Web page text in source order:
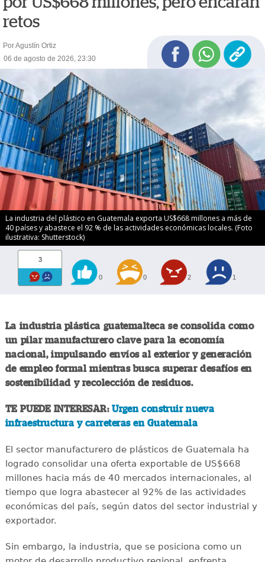
retos
Por Agustín Ortiz
06 de agosto de 2026, 23:30
La industria del plástico en Guatemala exporta US$668 millones a más de
40 países y abastece el 92 % de las actividades económicas locales. (Foto
ilustrativa: Shutterstock)
3
0 0 2 1
La industria plástica guatemalteca se consolida como
un pilar manufacturero clave para la economía
nacional, impulsando envíos al exterior y generación
de empleo formal mientras busca superar desafíos en
sostenibilidad y recolección de residuos.
TE PUEDE INTERESAR:Urgen construir nueva
infraestructura y carreteras en Guatemala
El sector manufacturero de plásticos de Guatemala ha
logrado consolidar una oferta exportable de US$668
millones hacia más de 40 mercados internacionales, al
tiempo que logra abastecer al 92% de las actividades
económicas del país, según datos del sector industrial y
exportador.
Sin embargo, la industria, que se posiciona como un